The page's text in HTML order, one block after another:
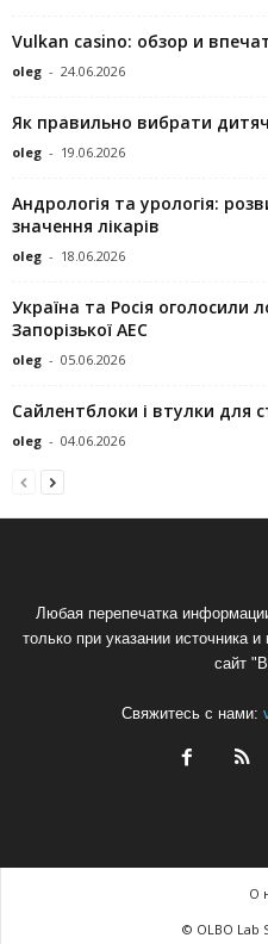
Vulkan casino: обзор и
oleg - 24.06.2026
Як правильно вибрати
oleg - 19.06.2026
Андрологія та урологія:
значення лікарів
oleg - 18.06.2026
Україна та Росія оголосили
Запорізької АЕС
oleg - 05.06.2026
Сайлентблоки і втулки для
oleg - 04.06.2026
Любая перепечатка
только при указании источника
сайт
Свяжитесь с нами:
О
© OLBO Lab